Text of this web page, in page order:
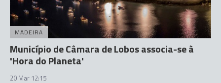
MADEIRA
Município de Câmara de Lobos associa-se à
'Hora do Planeta'
20 Mar 12:15